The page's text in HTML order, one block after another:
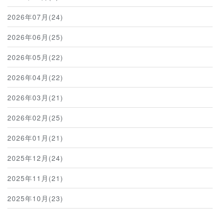
2026年07月(24)
2026年06月(25)
2026年05月(22)
2026年04月(22)
2026年03月(21)
2026年02月(25)
2026年01月(21)
2025年12月(24)
2025年11月(21)
2025年10月(23)